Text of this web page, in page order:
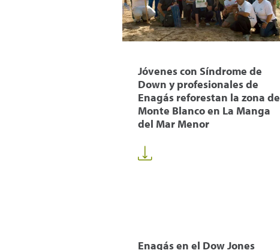
Jóvenes con Síndrome de
Down y profesionales de
Enagás reforestan la zona de
Monte Blanco en La Manga
del Mar Menor
Enagás en el Dow Jones